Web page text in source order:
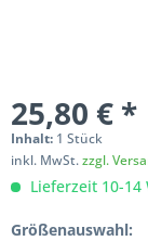
25,80 € *
Inhalt: 1 Stück
inkl. MwSt.zzgl.
Lieferzeit 10-14
Größenauswahl: